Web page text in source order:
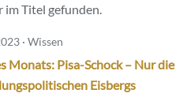
im Titel gefunden.
· Wissen
Monats: Pisa-Schock – Nur die
Eisbergs